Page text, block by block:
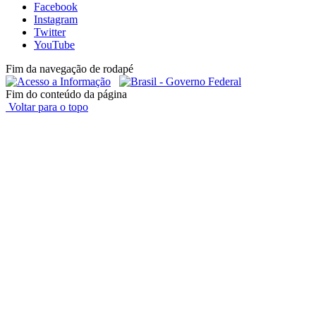
Facebook
Instagram
Twitter
YouTube
Fim da navegação de rodapé
Fim do conteúdo da página
Voltar para o topo